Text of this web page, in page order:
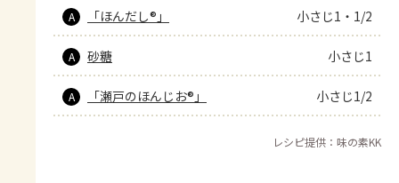
A 「ほんだし®」 小さじ1・1/2
A 砂糖 小さじ1
A 「瀬戸のほんじお®」 小さじ1/2
レシピ提供：味の素KK